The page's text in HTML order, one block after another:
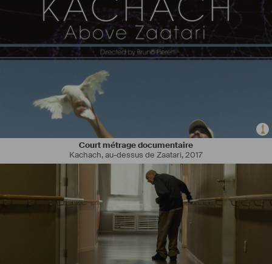
Court métrage documentaire
Kachach, au-dessus de Zaatari,2017
Diplômée de l'ESRA Paris, option #réalisation#cinéma en 2015.
#
De l’autre Côté du Périph’.
Actuellement, je suis en postproduction d'un mockumentaire : la
NRL, pré-acheté par Canal + Réunion et parallèlement je travail sur
mon prochain court-métrage : La Baleine, un court fantastique de 24
minutes qui se déroule à l’île de la
, dont je suis originaire.
Le projet a obtenu l'aide à l'écriture de la Région Réunion.
Logiciels : Adobe Premiere / Da Vinci Resolve / Illustrator / InDesign
/ Photoshop / Final Draft.
Je suis intéressée par toutes collaborations sur des clips, pubs,